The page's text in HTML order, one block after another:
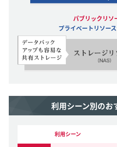
パブリックリソ
プライベートリソース
利用シーン別のお
利用シーン